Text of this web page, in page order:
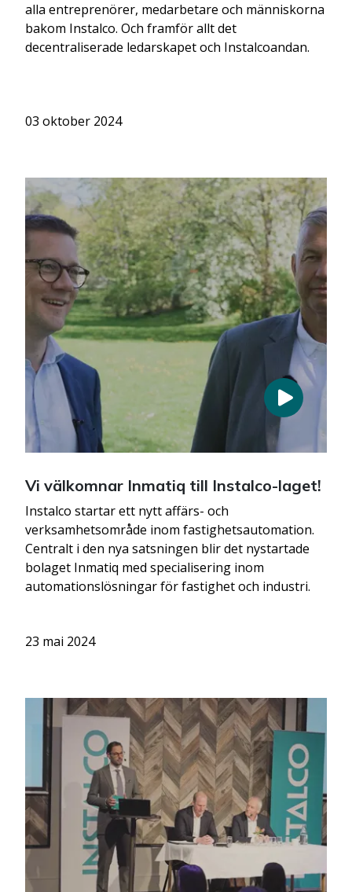
alla entreprenörer, medarbetare och människorna
bakom Instalco. Och framför allt det
decentraliserade ledarskapet och Instalcoandan.
03 oktober 2024
Vi välkomnar Inmatiq till Instalco-laget!
Instalco startar ett nytt affärs- och
verksamhetsområde inom fastighetsautomation.
Centralt i den nya satsningen blir det nystartade
bolaget Inmatiq med specialisering inom
automationslösningar för fastighet och industri.
23 mai 2024